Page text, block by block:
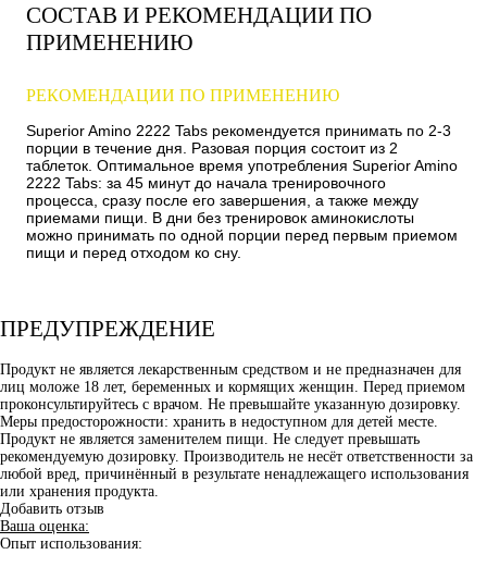
СОСТАВ И РЕКОМЕНДАЦИИ ПО
ПРИМЕНЕНИЮ
РЕКОМЕНДАЦИИ ПО ПРИМЕНЕНИЮ
Superior Amino 2222 Tabs рекомендуется принимать по 2-3
порции в течение дня. Разовая порция состоит из 2
таблеток. Оптимальное время употребления Superior Amino
2222 Tabs: за 45 минут до начала тренировочного
процесса, сразу после его завершения, а также между
приемами пищи. В дни без тренировок аминокислоты
можно принимать по одной порции перед первым приемом
пищи и перед отходом ко сну.
ПРЕДУПРЕЖДЕНИЕ
Продукт не является лекарственным средством и не предназначен для
лиц моложе 18 лет, беременных и кормящих женщин. Перед приемом
проконсультируйтесь с врачом. Не превышайте указанную дозировку.
Меры предосторожности: хранить в недоступном для детей месте.
Продукт не является заменителем пищи. Не следует превышать
рекомендуемую дозировку. Производитель не несёт ответственности за
любой вред, причинённый в результате ненадлежащего использования
или хранения продукта.
Добавить отзыв
Ваша оценка:
Опыт использования: